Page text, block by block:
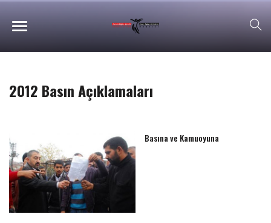
2012 Basın Açıklamaları
Basına ve Kamuoyuna